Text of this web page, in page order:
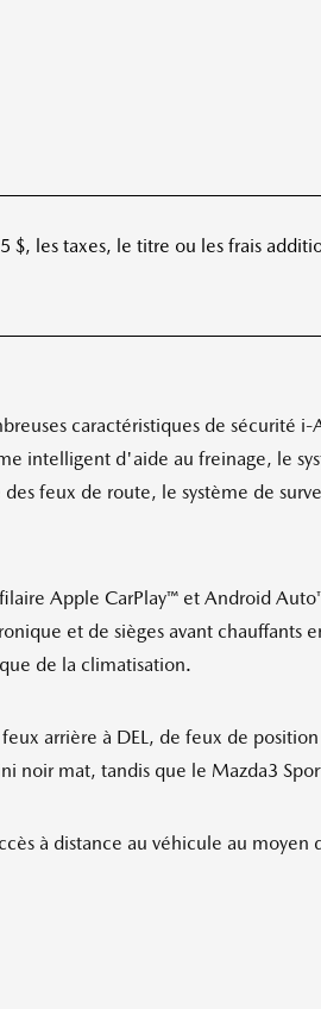
les taxes, le titre ou les frais
caractéristiques de sécurité
intelligent d'aide au freinage, le
feux de route, le système de
Apple CarPlay™ et Android
et de sièges avant chauffants
de la climatisation.
arrière à DEL, de feux de
mat, tandis que le Mazda3
à distance au véhicule au